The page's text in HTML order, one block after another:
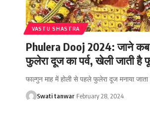
VASTU SHASTRA
Phulera Dooj 2024: जाने कब
फुलेरा दूज का पर्व, खेली जाती है
फाल्गुन माह में होली से पहले फुलेरा दूज मनाया
Swati tanwar February 28, 2024